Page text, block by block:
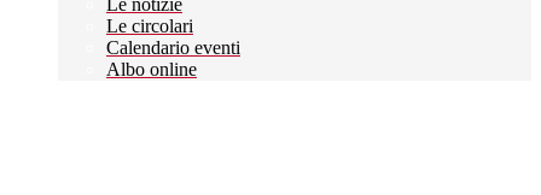
Le notizie
Le circolari
Calendario eventi
Albo online